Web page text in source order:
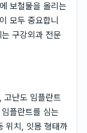
보철물을 올리는
모두 중요합니
구강외과 전문
고난도 임플란트
플란트를 심는
위치, 잇몸 형태까